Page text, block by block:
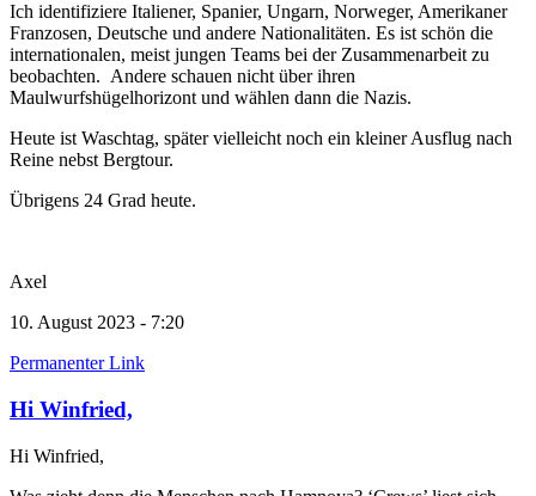
Ich identifiziere Italiener, Spanier, Ungarn, Norweger, Amerikaner
Franzosen, Deutsche und andere Nationalitäten. Es ist schön die
internationalen, meist jungen Teams bei der Zusammenarbeit zu
beobachten. Andere schauen nicht über ihren
Maulwurfshügelhorizont und wählen dann die Nazis.
Heute ist Waschtag, später vielleicht noch ein kleiner Ausflug nach
Reine nebst Bergtour.
Übrigens 24 Grad heute.
Axel
10. August 2023 - 7:20
Permanenter Link
Hi Winfried,
Hi Winfried,